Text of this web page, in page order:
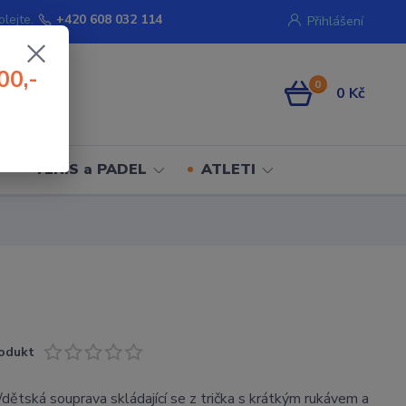
Přihlášení
+420 608 032 114
0 0 Kč
TENIS a PADEL ATLETI
souprava skládající se z trička s krátkým rukávem a